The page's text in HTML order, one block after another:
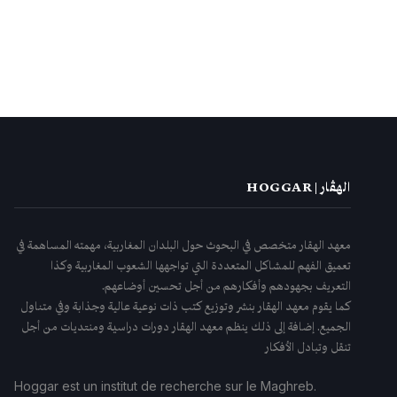
الهڤار | HOGGAR
معهد الهقار متخصص في البحوث حول البلدان المغاربية، مهمته المساهمة في
تعميق الفهم للمشاكل المتعددة التي تواجهها الشعوب المغاربية وكذا
التعريف بجهودهم وأفكارهم من أجل تحسين أوضاعهم.
كما يقوم معهد الهقار بنشر وتوزيع كتب ذات نوعية عالية وجذابة وفي متناول
الجميع. إضافة إلى ذلك ينظم معهد الهقار دورات دراسية ومنتديات من أجل
تنقل وتبادل الأفكار
Hoggar est un institut de recherche sur le Maghreb.